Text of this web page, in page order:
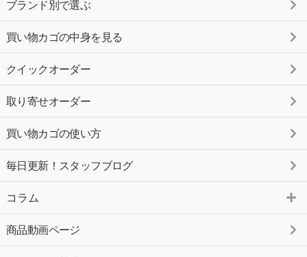
ブランド別で選ぶ
買い物カゴの中身を見る
クイックオーダー
取り寄せオーダー
買い物カゴの使い方
毎日更新！スタッフブログ
コラム
商品動画ページ